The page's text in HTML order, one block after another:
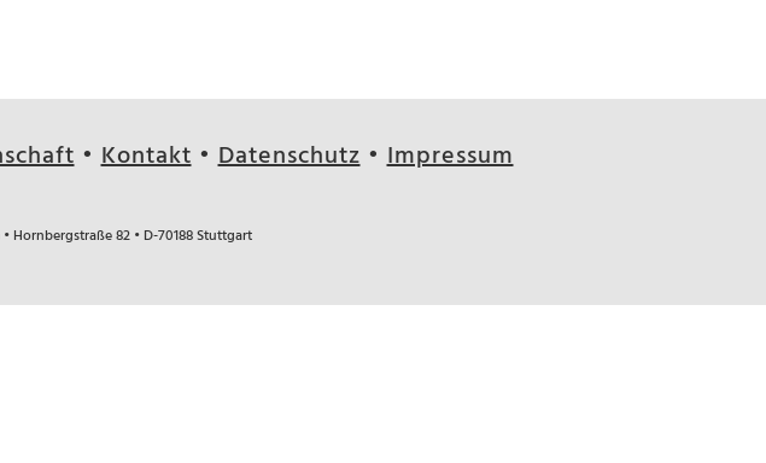
•Kontakt•Datenschutz•Impressum
Hornbergstraße 82 •D-70188 Stuttgart